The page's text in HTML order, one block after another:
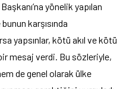
yönelik yapılan
karşısında
yapsınlar, kötü akıl ve kötü
mesaj verdi. Bu sözleriyle,
de genel olarak ülke